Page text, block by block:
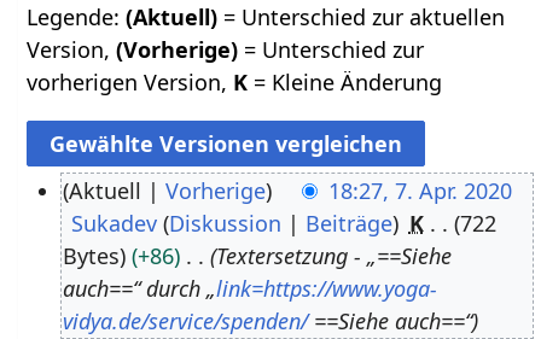
Legende:(Aktuell) = Unterschied zur aktuellen
Version,(Vorherige) = Unterschied zur
vorherigen Version, K = Kleine Änderung
Aktuell Vorherige
18:27, 7. Apr. 2020
Sukadev Diskussion Beiträge K
722
Bytes
+86
Textersetzung - „==Siehe
auch==“ durch „link=https://www.yoga-
vidya.de/service/spenden/==Siehe auch==“